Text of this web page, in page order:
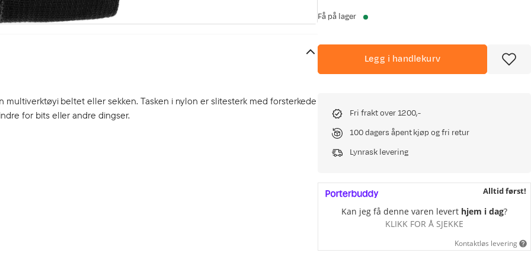
beltet eller sekken. Tasken i nylon er slitesterk med forsterkede
for bits eller andre dingser.
Få på lager
Legg i handlekurv
Fri frakt over 1200,-
100 dagers åpent kjøp og fri retur
Lynrask levering
Alltid først!
Kan jeg få denne varen levert hjem i dag?
KLIKK FOR Å SJEKKE
Kontaktløs levering